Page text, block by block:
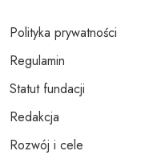
Polityka prywatności
Regulamin
Statut fundacji
Redakcja
Rozwój i cele